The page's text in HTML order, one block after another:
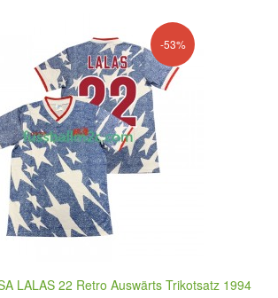
-53%
LALAS 22 Retro Auswärts Trikotsatz 1994